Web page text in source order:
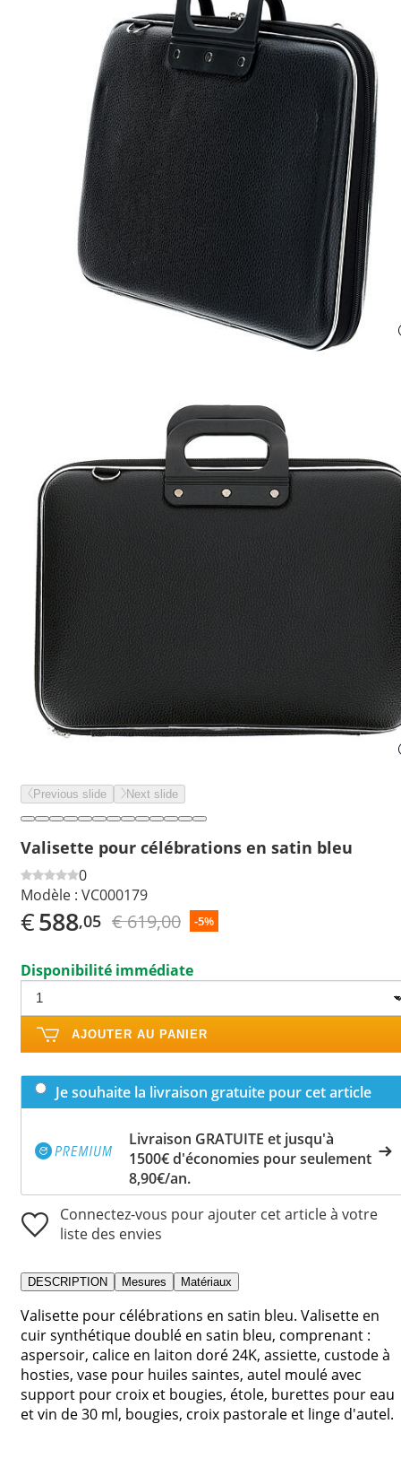
Previous slide Next slide
Valisette pour célébrations en satin bleu
0
Modèle : VC000179
€588,05 € 619,00 -5%
Disponibilité immédiate
AJOUTER AU PANIER
Je souhaite la livraison gratuite pour cet article
Livraison GRATUITE et jusqu'à
1500€ d'économies pour seulement
8,90€/an.
Connectez-vous pour ajouter cet article à votre
liste des envies
DESCRIPTION Mesures Matériaux
Valisette pour célébrations en satin bleu. Valisette en
cuir synthétique doublé en satin bleu, comprenant :
aspersoir, calice en laiton doré 24K, assiette, custode à
hosties, vase pour huiles saintes, autel moulé avec
support pour croix et bougies, étole, burettes pour eau
et vin de 30 ml, bougies, croix pastorale et linge d'autel.